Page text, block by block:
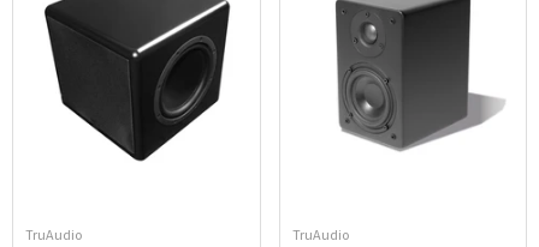
Leverancier:
TruAudio Leverancier:
TruAudio